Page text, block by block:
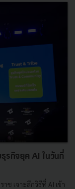
รกิจยุค AI ในวันที่
ช เจาะลึกวิธีที่ AI เข้า